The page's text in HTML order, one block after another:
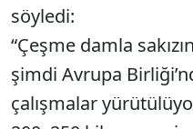
söyledi:
“Çeşme damla
şimdi Avrupa
çalışmalar